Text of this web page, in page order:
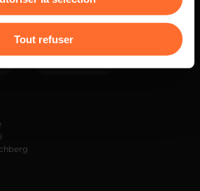
informations sur la manière dont
et sommes amenés à traiter
vous pouvez consulter notre
personnelles
Tout refuser